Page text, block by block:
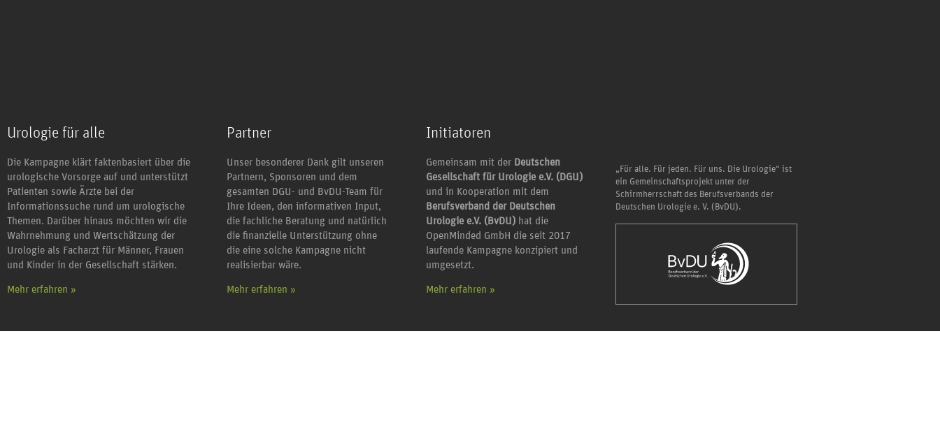
Urologie für alle
Die Kampagne klärt faktenbasiert über die
urologische Vorsorge auf und unterstützt
Patienten sowie Ärzte bei der
Informationssuche rund um urologische
Themen. Darüber hinaus möchten wir die
Wahrnehmung und Wertschätzung der
Urologie als Facharzt für Männer, Frauen
und Kinder in der Gesellschaft stärken.
Mehr erfahren »
Partner
Unser besonderer Dank gilt unseren
Partnern, Sponsoren und dem
gesamten DGU- und BvDU-Team für
Ihre Ideen, den informativen Input,
die fachliche Beratung und natürlich
die finanzielle Unterstützung ohne
die eine solche Kampagne nicht
realisierbar wäre.
Mehr erfahren »
Initiatoren
Gemeinsam mit der Deutschen
Gesellschaft für Urologie e.V. (DGU)
und in Kooperation mit dem
Berufsverband der Deutschen
Urologie e.V. (BvDU)hat die
OpenMinded GmbH die seit 2017
laufende Kampagne konzipiert und
umgesetzt.
Mehr erfahren »
„Für alle. Für jeden. Für uns. Die Urologie“ ist
ein Gemeinschaftsprojekt unter der
Schirmherrschaft des Berufsverbands der
Deutschen Urologie e. V. (BvDU).